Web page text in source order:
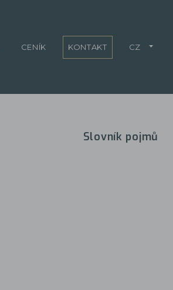
Slovník pojmů
CENÍK KONTAKT CZ